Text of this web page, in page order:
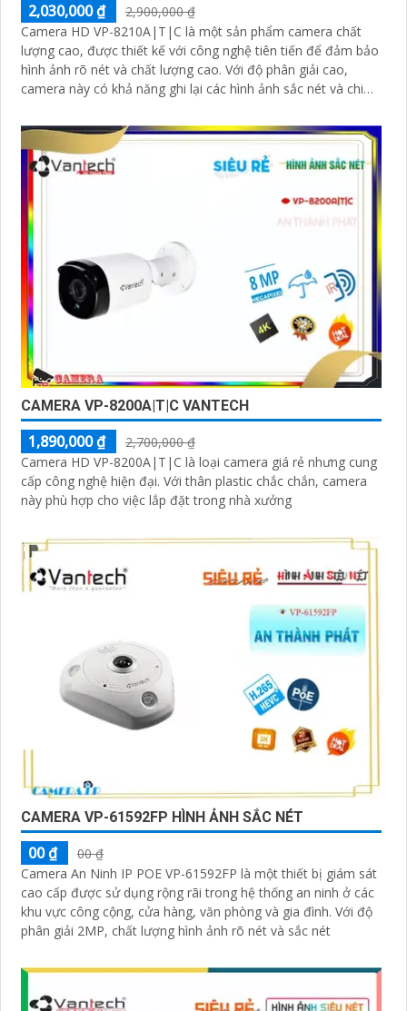
2,030,000 ₫
2,900,000 ₫
Camera HD VP-8210A|T|C là một sản phẩm camera chất
lượng cao, được thiết kế với công nghệ tiên tiến để đảm bảo
hình ảnh rõ nét và chất lượng cao. Với độ phân giải cao,
camera này có khả năng ghi lại các hình ảnh sắc nét và chi
CAMERA VP-8200A|T|C VANTECH
1,890,000 ₫
2,700,000 ₫
Camera HD VP-8200A|T|C là loại camera giá rẻ nhưng cung
cấp công nghệ hiện đại. Với thân plastic chắc chắn, camera
này phù hợp cho việc lắp đặt trong nhà xưởng
CAMERA VP-61592FP HÌNH ẢNH SẮC NÉT
00 ₫
00 ₫
Camera An Ninh IP POE VP-61592FP là một thiết bị giám sát
cao cấp được sử dụng rộng rãi trong hệ thống an ninh ở các
khu vực công cộng, cửa hàng, văn phòng và gia đình. Với độ
phân giải 2MP, chất lượng hình ảnh rõ nét và sắc nét